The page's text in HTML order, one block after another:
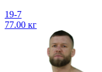
19-7
77.00 кг